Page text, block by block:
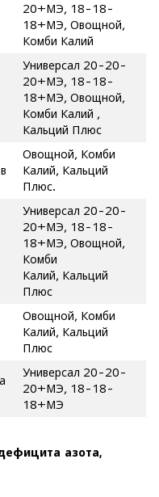
20+МЭ, 18-18-
18+МЭ, Овощной,
Комби Калий
Универсал 20-20-
20+МЭ, 18-18-
18+МЭ, Овощной,
Комби Калий ,
Кальций Плюс
Овощной, Комби
Калий, Кальций
Плюс.
Универсал 20-20-
20+МЭ, 18-18-
18+МЭ, Овощной,
Комби
Калий, Кальций
Плюс
Овощной, Комби
Калий, Кальций
Плюс
Универсал 20-20-
20+МЭ, 18-18-
18+МЭ
азота,